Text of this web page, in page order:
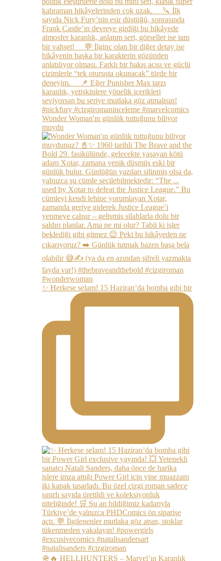
Wonder Woman'ın günlük tuttuğunu biliyor
muydu
✨ Herkese selam! 15 Haziran’da bomba gibi bir
🪖🔥 HELLHUNTERS – Marvel’ın Karanlık